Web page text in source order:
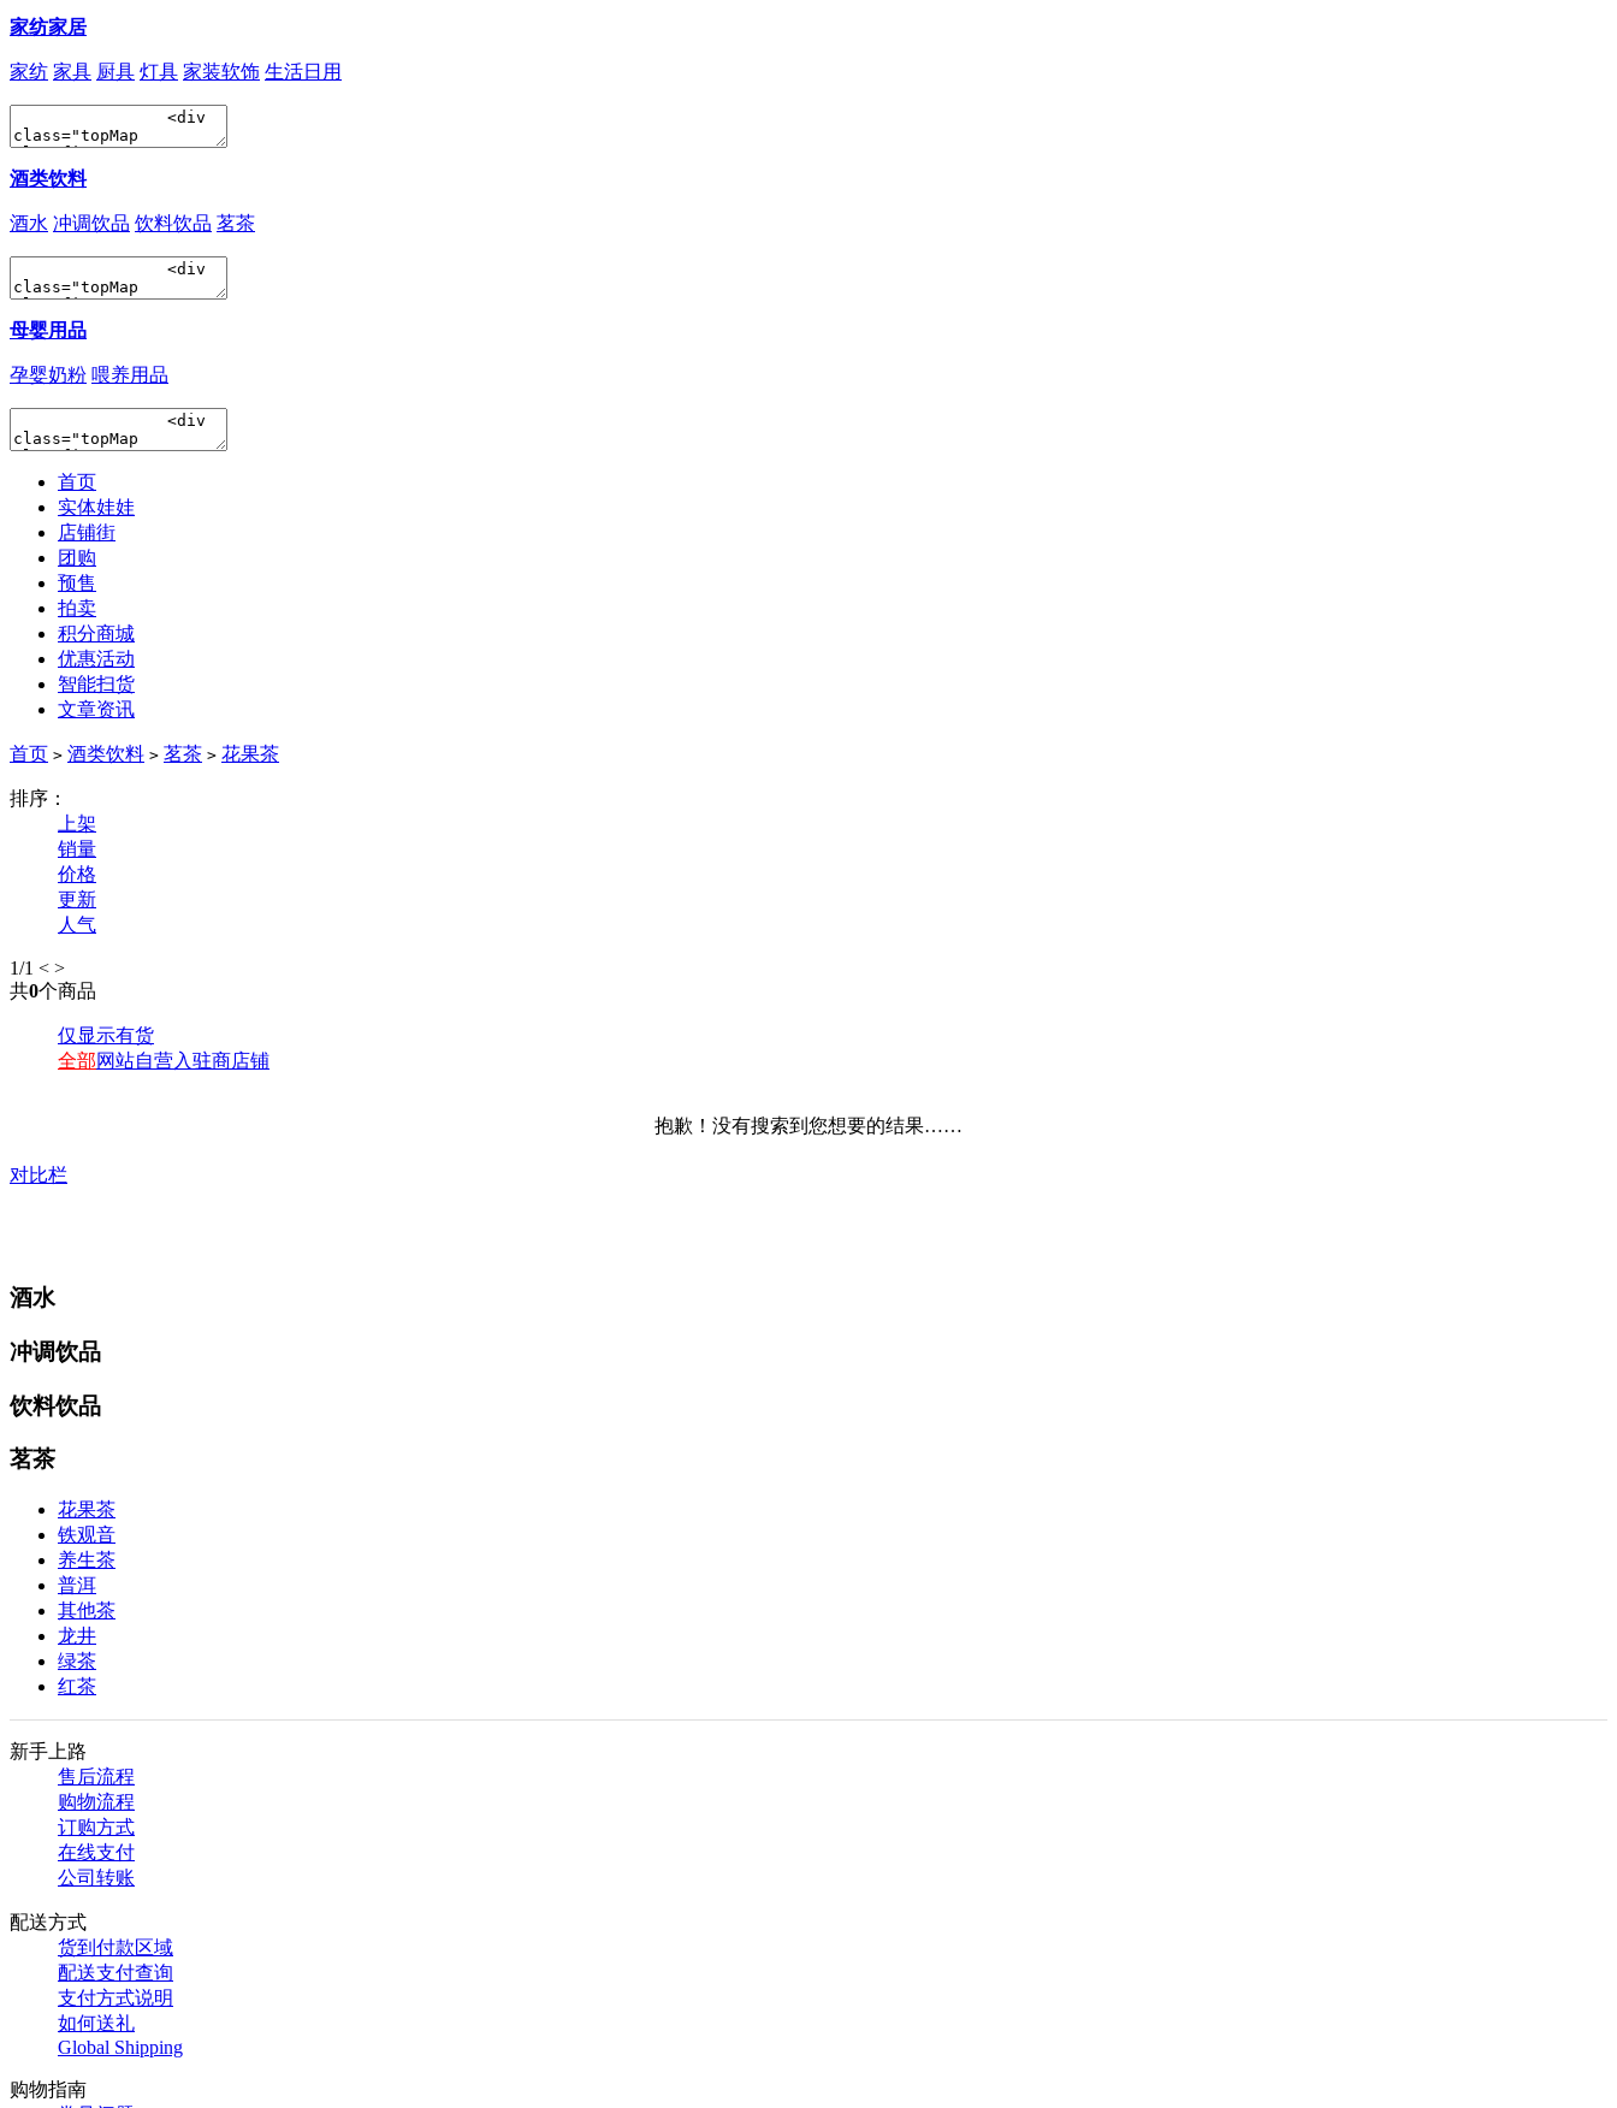
家纺家居
家纺 家具 厨具 灯具 家装软饰 生活日用
酒类饮料
酒水 冲调饮品 饮料饮品 茗茶
母婴用品
孕婴奶粉 喂养用品
首页
实体娃娃
店铺街
团购
预售
拍卖
积分商城
优惠活动
智能扫货
文章资讯
首页 > 酒类饮料 > 茗茶 > 花果茶
排序：
上架
销量
价格
更新
人气
1/1 < >
共0个商品
仅显示有货
全部网站自营入驻商店铺
抱歉！没有搜索到您想要的结果……
对比栏
酒水
冲调饮品
饮料饮品
茗茶
花果茶
铁观音
养生茶
普洱
其他茶
龙井
绿茶
红茶
新手上路
售后流程
购物流程
订购方式
在线支付
公司转账
配送方式
货到付款区域
配送支付查询
支付方式说明
如何送礼
Global Shipping
购物指南